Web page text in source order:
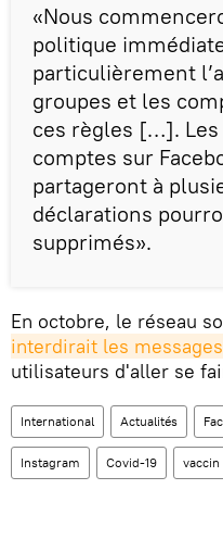
«Nous
politique
particulièrement
groupes et les
ces règles […]. Les
comptes sur
partageront à
déclarations
supprimés».
En octobre, le réseau
interdirait les messages
utilisateurs d'aller se
International Actualités
Instagram Covid-19 vaccin